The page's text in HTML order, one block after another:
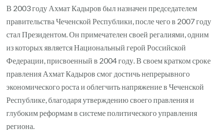
В 2003 году Ахмат Кадыров был назначен председателем
правительства Чеченской Республики, после чего в 2007 году
стал Президентом. Он примечателен своей регалиями, одним
из которых является Национальный герой Российской
Федерации, присвоенный в 2004 году. В своем кратком сроке
правления Ахмат Кадыров смог достичь непрерывного
экономического роста и облегчить напряжение в Чеченской
Республике, благодаря утверждению своего правления и
глубоким реформам в системе политического управления
региона.